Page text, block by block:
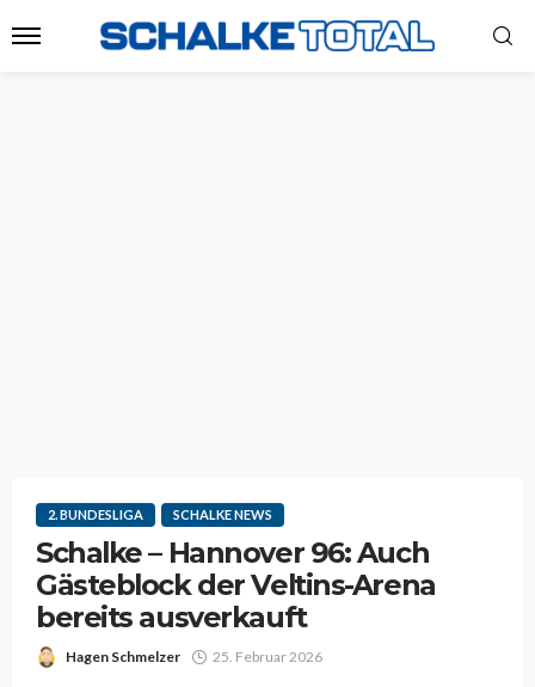
2. BUNDESLIGA SCHALKE NEWS
Schalke – Hannover 96: Auch
Gästeblock der Veltins-Arena
bereits ausverkauft
Hagen Schmelzer 25. Februar 2026